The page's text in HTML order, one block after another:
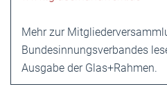
Mehr zur
Bundesinnungsverbandes
Ausgabe der Glas+Rahmen.